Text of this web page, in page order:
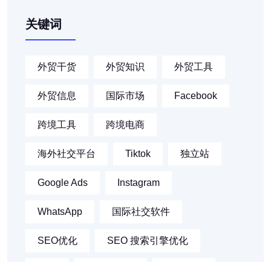
关键词
外贸干货 外贸知识 外贸工具
外贸信息 国际市场 Facebook
跨境工具 跨境电商
海外社交平台 Tiktok 独立站
Google Ads Instagram
WhatsApp 国际社交软件
SEO优化 SEO 搜索引擎优化